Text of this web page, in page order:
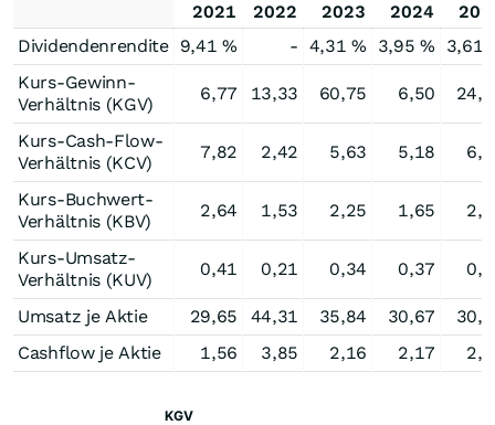
2021 2022 2023 2024
Dividendenrendite 9,41 % - 4,31 % 3,95 %
3,61
Kurs-Gewinn-
Verhältnis (KGV)
6,77 13,33 60,75 6,50
Kurs-Cash-Flow-
Verhältnis (KCV)
7,82 2,42 5,63 5,18
Kurs-Buchwert-
Verhältnis (KBV)
2,64 1,53 2,25 1,65
Kurs-Umsatz-
Verhältnis (KUV)
0,41 0,21 0,34 0,37
Umsatz je Aktie 29,65 44,31 35,84 30,67
Cashflow je Aktie
1,56 3,85 2,16 2,17
KGV